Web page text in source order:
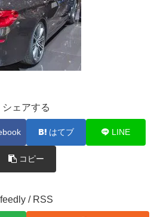
シェアする
はてブ LINE
コピー
feedly / RSS